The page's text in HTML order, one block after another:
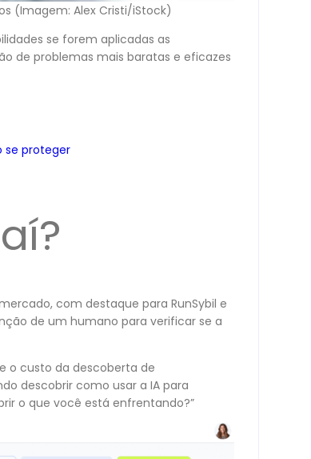
(Imagem: Alex Cristi/iStock)
se forem aplicadas as
de problemas mais baratas e eficazes
se proteger
com destaque para RunSybil e
de um humano para verificar se a
o custo da descoberta de
descobrir como usar a IA para
o que você está enfrentando?”